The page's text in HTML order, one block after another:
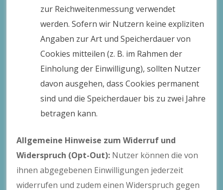
zur Reichweitenmessung verwendet
werden. Sofern wir Nutzern keine expliziten
Angaben zur Art und Speicherdauer von
Cookies mitteilen (z. B. im Rahmen der
Einholung der Einwilligung), sollten Nutzer
davon ausgehen, dass Cookies permanent
sind und die Speicherdauer bis zu zwei Jahre
betragen kann.
Allgemeine Hinweise zum Widerruf und
Widerspruch (Opt-Out): Nutzer können die von
ihnen abgegebenen Einwilligungen jederzeit
widerrufen und zudem einen Widerspruch gegen